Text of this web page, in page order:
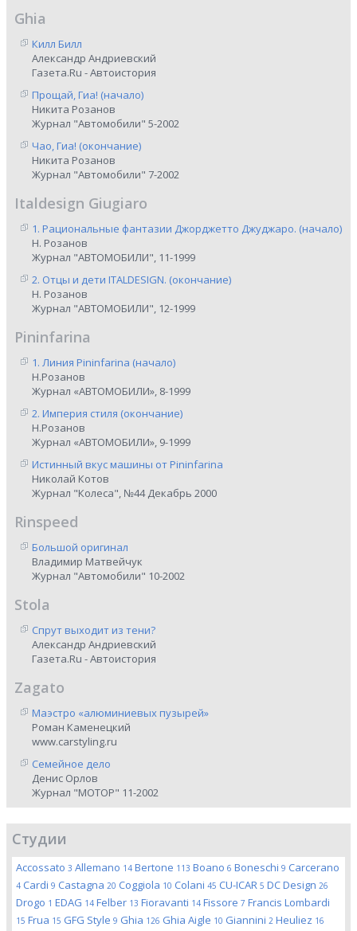
Ghia
Килл Билл
Александр Андриевский
Газета.Ru - Автоистория
Прощай, Гиа! (начало)
Никита Розанов
Журнал "Автомобили" 5-2002
Чао, Гиа! (окончание)
Никита Розанов
Журнал "Автомобили" 7-2002
Italdesign Giugiaro
1. Рациональные фантазии Джорджетто Джуджаро. (начало)
Н. Розанов
Журнал "АВТОМОБИЛИ", 11-1999
2. Отцы и дети ITALDESIGN. (окончание)
Н. Розанов
Журнал "АВТОМОБИЛИ", 12-1999
Pininfarina
1. Линия Pininfarina (начало)
Н.Розанов
Журнал «АВТОМОБИЛИ», 8-1999
2. Империя стиля (окончание)
Н.Розанов
Журнал «АВТОМОБИЛИ», 9-1999
Истинный вкус машины от Pininfarina
Николай Котов
Журнал "Колеса", №44 Декабрь 2000
Rinspeed
Большой оригинал
Владимир Матвейчук
Журнал "Автомобили" 10-2002
Stola
Спрут выходит из тени?
Александр Андриевский
Газета.Ru - Автоистория
Zagato
Маэстро «алюминиевых пузырей»
Роман Каменецкий
www.carstyling.ru
Семейное дело
Денис Орлов
Журнал "МОТОР" 11-2002
Студии
Accossato 3 Allemano 14 Bertone 113 Boano 6 Boneschi 9 Carcerano
4 Cardi 9 Castagna 20 Coggiola 10 Colani 45 CU-ICAR 5 DC Design 26
Drogo 1 EDAG 14 Felber 13 Fioravanti 14 Fissore 7 Francis Lombardi
15 Frua 15 GFG Style 9 Ghia 126 Ghia Aigle 10 Giannini 2 Heuliez 16